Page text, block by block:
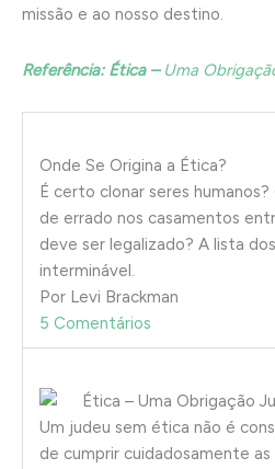
missão e ao nosso destino.
Referência: Ética – Uma
Onde Se Origina a Ética?
É certo clonar seres
de errado nos casamentos
deve ser legalizado? A lista
interminável.
Por Levi Brackman
5 Comentários
Ética – Uma Obrigação
Um judeu sem ética não é
de cumprir cuidadosamente